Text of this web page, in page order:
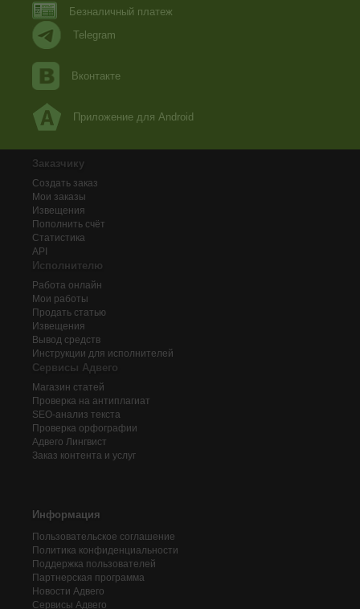
Безналичный платеж
Telegram
Вконтакте
Приложение для Android
Заказчику
Создать заказ
Мои заказы
Извещения
Пополнить счёт
Статистика
API
Исполнителю
Работа онлайн
Мои работы
Продать статью
Извещения
Вывод средств
Инструкции для исполнителей
Сервисы Адвего
Магазин статей
Проверка на антиплагиат
SEO-анализ текста
Проверка орфографии
Адвего Лингвист
Заказ контента и услуг
Информация
Пользовательское соглашение
Политика конфиденциальности
Поддержка пользователей
Партнерская программа
Новости Адвего
Сервисы Адвего